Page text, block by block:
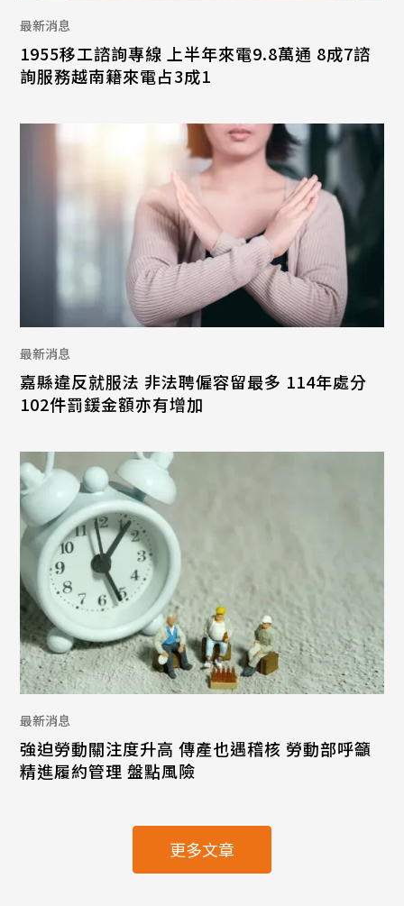
最新消息
1955移工諮詢專線 上半年來電9.8萬通 8成7諮
詢服務越南籍來電占3成1
最新消息
嘉縣違反就服法 非法聘僱容留最多 114年處分
102件罰鍰金額亦有增加
最新消息
強迫勞動關注度升高 傳產也遇稽核 勞動部呼籲
精進履約管理 盤點風險
更多文章